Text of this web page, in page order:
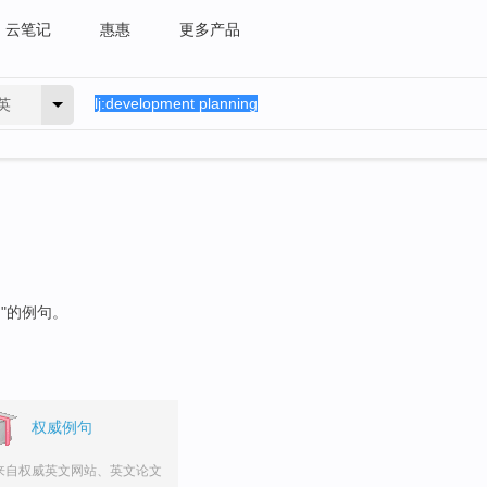
云笔记 惠惠 更多产品
"的例句。
权威例句
自权威英文网站、英文论文